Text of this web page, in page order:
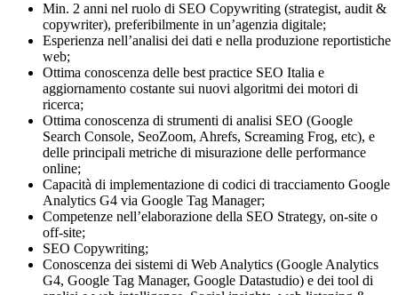
Min. 2 anni nel ruolo di SEO Copywriting (strategist, audit &
copywriter), preferibilmente in un’agenzia digitale;
Esperienza nell’analisi dei dati e nella produzione reportistiche
web;
Ottima conoscenza delle best practice SEO Italia e
aggiornamento costante sui nuovi algoritmi dei motori di
ricerca;
Ottima conoscenza di strumenti di analisi SEO (Google
Search Console, SeoZoom, Ahrefs, Screaming Frog, etc), e
delle principali metriche di misurazione delle performance
online;
Capacità di implementazione di codici di tracciamento Google
Analytics G4 via Google Tag Manager;
Competenze nell’elaborazione della SEO Strategy, on-site o
off-site;
SEO Copywriting;
Conoscenza dei sistemi di Web Analytics (Google Analytics
G4, Google Tag Manager, Google Datastudio) e dei tool di